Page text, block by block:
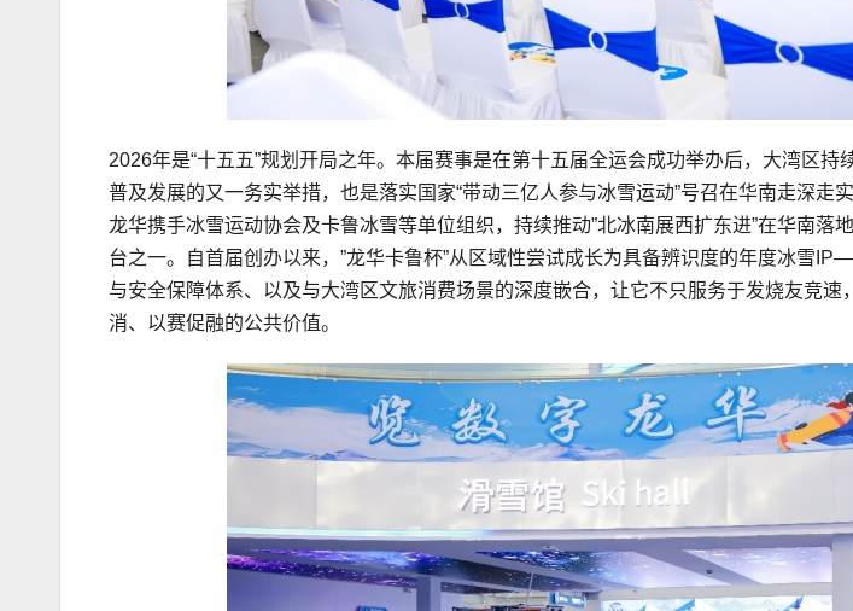
2026年是“十五五”规划开局之年。本届赛事是在第十五届全运会成功举办后，大湾区持
普及发展的又一务实举措，也是落实国家“带动三亿人参与冰雪运动”号召在华南走深走
龙华携手冰雪运动协会及卡鲁冰雪等单位组织，持续推动”北冰南展西扩东进”在华南落
台之一。自首届创办以来，”龙华卡鲁杯”从区域性尝试成长为具备辨识度的年度冰雪
与安全保障体系、以及与大湾区文旅消费场景的深度嵌合，让它不只服务于发烧友竞速
消、以赛促融的公共价值。